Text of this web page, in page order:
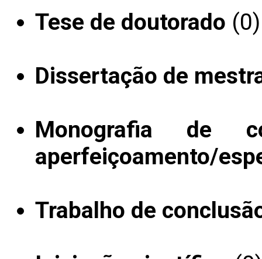
Tese de doutorado (0)
Dissertação de
Monografia de
aperfeiçoamento/
Trabalho de